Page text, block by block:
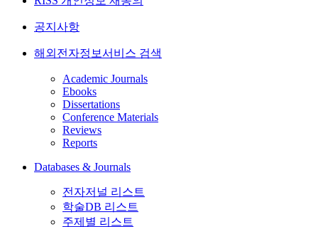
공지사항
해외전자정보서비스 검색
Academic Journals
Ebooks
Dissertations
Conference Materials
Reviews
Reports
Databases & Journals
전자저널 리스트
학술DB 리스트
주제별 리스트